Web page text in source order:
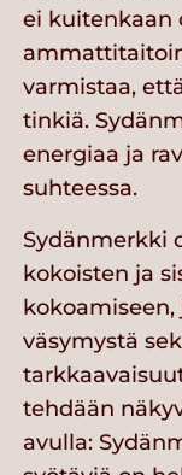
ei kuitenkaan
varmistaa,
tinkiä.
energiaa ja
suhteessa.
Sydänmerkki
kokoisten ja
väsymystä
tehdään
avulla: